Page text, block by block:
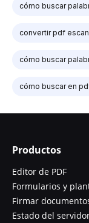
cómo buscar
convertir pdf
cómo buscar
cómo buscar en
Productos
Editor de PDF
Formularios y
Firmar
Estado del